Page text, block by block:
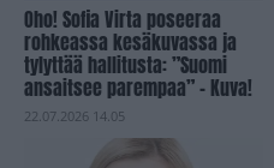
Oho! Sofia Virta poseeraa
rohkeassa kesäkuvassa ja
tylyttää hallitusta: ”Suomi
ansaitsee parempaa” – Kuva!
22.07.2026 14.05